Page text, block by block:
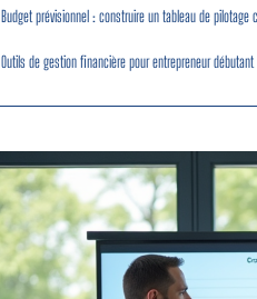
Budget prévisionnel : construire un tableau de pilotage
Outils de gestion financière pour entrepreneur débutant